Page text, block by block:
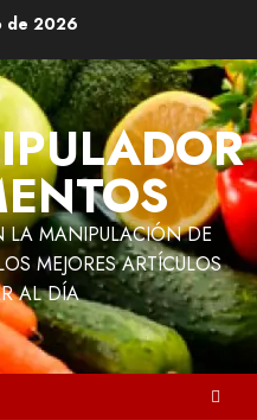
de 2026
LA MANIPULACIÓN DE
MEJORES ARTÍCULOS
AL DÍA